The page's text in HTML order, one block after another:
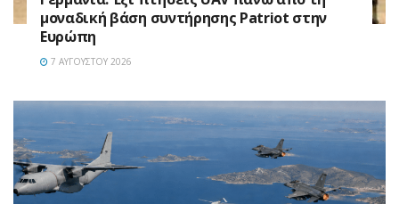
μοναδική βάση συντήρησης Patriot στην
Ευρώπη
7 ΑΥΓΟΎΣΤΟΥ 2026